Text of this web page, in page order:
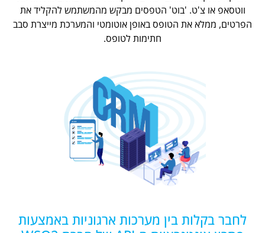
ווטסאפ או צ'ט. 'בוט' הטפסים מבקש מהמשתמש להקליד את
הפרטים, ממלא את הטופס באופן אוטומטי והמערכת מייצרת סבב
חתימות לטופס.
לחבר בקלות בין מערכות ארגוניות באמצעות